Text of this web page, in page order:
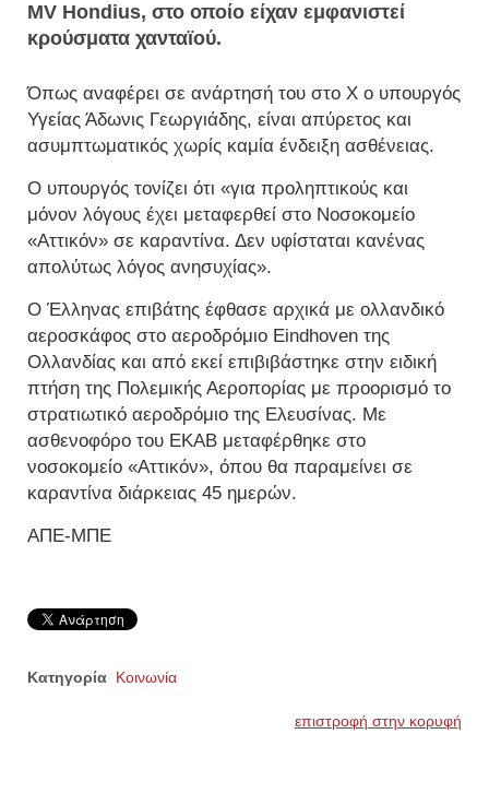
MV Hondius, στο οποίο είχαν εμφανιστεί
κρούσματα χανταϊού.
Όπως αναφέρει σε ανάρτησή του στο Χ ο υπουργός
Υγείας Άδωνις Γεωργιάδης, είναι απύρετος και
ασυμπτωματικός χωρίς καμία ένδειξη ασθένειας.
Ο υπουργός τονίζει ότι «για προληπτικούς και
μόνον λόγους έχει μεταφερθεί στο Νοσοκομείο
«Αττικόν» σε καραντίνα. Δεν υφίσταται κανένας
απολύτως λόγος ανησυχίας».
Ο Έλληνας επιβάτης έφθασε αρχικά με ολλανδικό
αεροσκάφος στο αεροδρόμιο Eindhoven της
Ολλανδίας και από εκεί επιβιβάστηκε στην ειδική
πτήση της Πολεμικής Αεροπορίας με προορισμό το
στρατιωτικό αεροδρόμιο της Ελευσίνας. Με
ασθενοφόρο του ΕΚΑΒ μεταφέρθηκε στο
νοσοκομείο «Αττικόν», όπου θα παραμείνει σε
καραντίνα διάρκειας 45 ημερών.
ΑΠΕ-ΜΠΕ
Κατηγορία Κοινωνία
επιστροφή στην κορυφή